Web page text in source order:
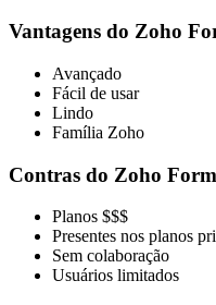
Vantagens do Zoho
Avançado
Fácil de usar
Lindo
Família Zoho
Contras do Zoho
Planos $$$
Presentes nos planos
Sem colaboração
Usuários limitados